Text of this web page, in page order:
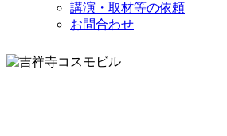
講演・取材等の依頼
お問合わせ